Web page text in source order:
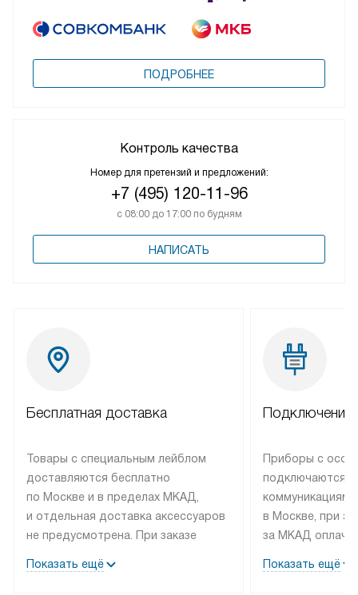
ПОДРОБНЕЕ
Контроль качества
Номер для претензий и предложений:
+7 (495) 120-11-96
с 08:00 до 17:00 по будням
НАПИСАТЬ
Бесплатная доставка
Товары с специальным лейблом
доставляются бесплатно
по Москве и в пределах МКАД,
и отдельная доставка аксессуаров
не предусмотрена. При заказе
рекомендуем обсудить
Показать ещё
Подключение
Приборы с
подключаются к
коммуникациям
в Москве, при
за МКАД
партнера
Показать ещё